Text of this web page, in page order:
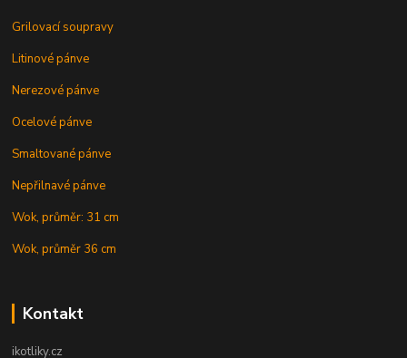
Grilovací soupravy
Litinové pánve
Nerezové pánve
Ocelové pánve
Smaltované pánve
Nepřilnavé pánve
Wok, průměr: 31 cm
Wok, průměr 36 cm
Kontakt
ikotliky.cz